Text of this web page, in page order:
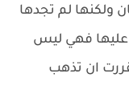
لم تجدها
عليها فهي ليس
ان تذهب